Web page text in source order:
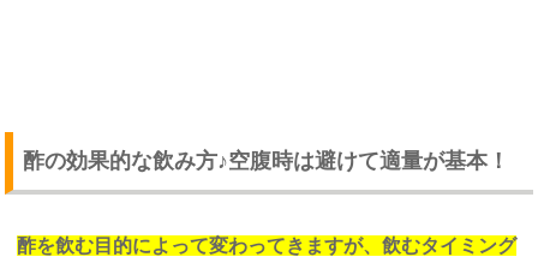
酢の効果的な飲み方♪空腹時は避けて適量が基本！
酢を飲む目的によって変わってきますが、飲むタイミング